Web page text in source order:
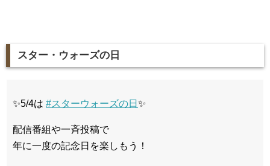
スター・ウォーズの日
✨5/4は #スターウォーズの日 ✨
配信番組や一斉投稿で
年に一度の記念日を楽しもう！